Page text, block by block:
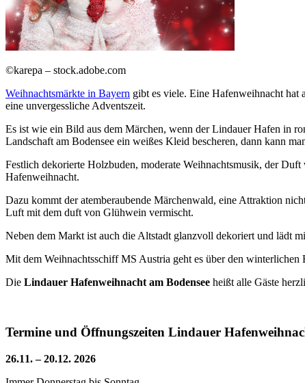
©karepa – stock.adobe.com
Weihnachtsmärkte in Bayern gibt es viele. Eine Hafenweihnacht
eine unvergessliche Adventszeit.
Es ist wie ein Bild aus dem Märchen, wenn der Lindauer Hafen in
Landschaft am Bodensee ein weißes Kleid bescheren, dann kann
Festlich dekorierte Holzbuden, moderate Weihnachtsmusik, der
Hafenweihnacht.
Dazu kommt der atemberaubende Märchenwald, eine Attraktion
Luft mit dem duft von Glühwein vermischt.
Neben dem Markt ist auch die Altstadt glanzvoll dekoriert und lädt
Mit dem Weihnachtsschiff MS Austria geht es über den winterlichen
Die Lindauer Hafenweihnacht am Bodensee heißt alle Gäste
Termine und Öffnungszeiten Lindauer
26.11. – 20.12. 2026